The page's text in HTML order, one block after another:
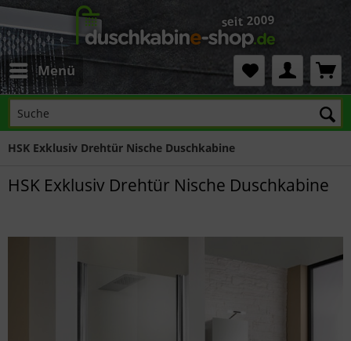
Menü
HSK Exklusiv Drehtür Nische Duschkabine
HSK Exklusiv Drehtür Nische Duschkabine